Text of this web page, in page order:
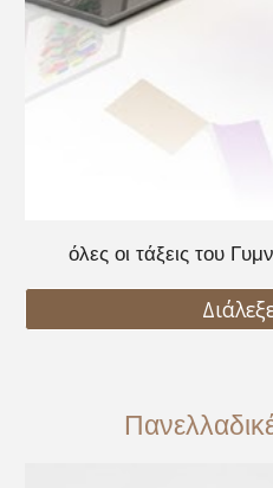
όλες οι τάξεις του